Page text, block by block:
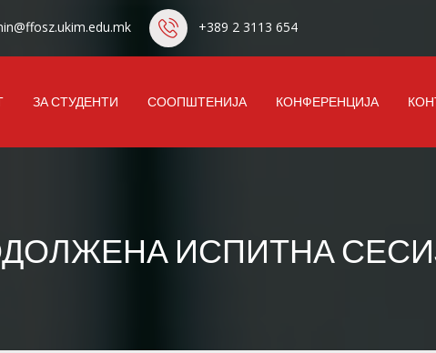
+389 2 3113 654
ЗА СТУДЕНТИ СООПШТЕНИЈА КОНФЕРЕНЦИЈА
ИСПИТНА